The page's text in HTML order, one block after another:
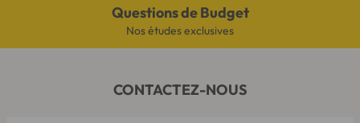
Questions de Budget
Nos études exclusives
CONTACTEZ-NOUS